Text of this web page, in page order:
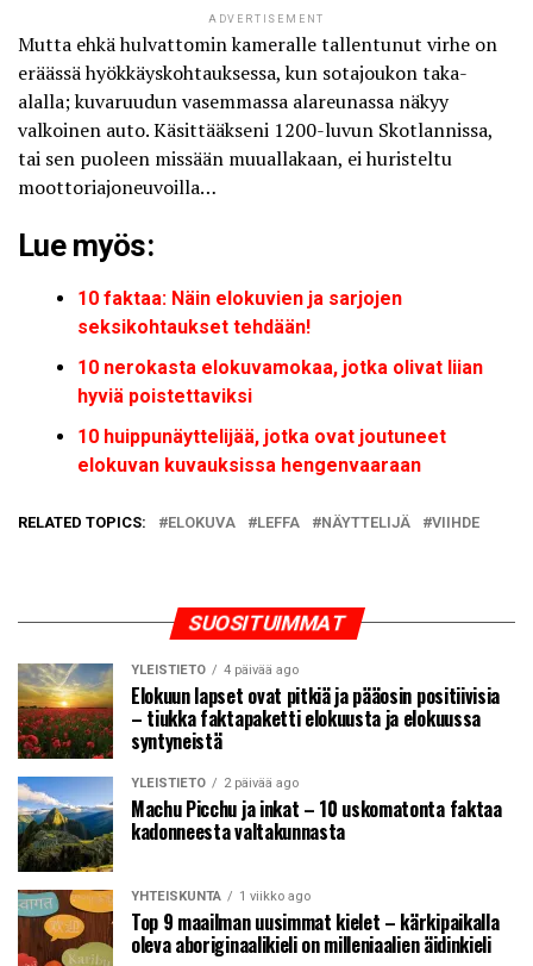
ADVERTISEMENT
Mutta ehkä hulvattomin kameralle tallentunut virhe on
eräässä hyökkäyskohtauksessa, kun sotajoukon taka-
alalla; kuvaruudun vasemmassa alareunassa näkyy
valkoinen auto. Käsittääkseni 1200-luvun Skotlannissa,
tai sen puoleen missään muuallakaan, ei huristeltu
moottoriajoneuvoilla…
Lue myös:
10 faktaa: Näin elokuvien ja sarjojen
seksikohtaukset tehdään!
10 nerokasta elokuvamokaa, jotka olivat liian
hyviä poistettaviksi
10 huippunäyttelijää, jotka ovat joutuneet
elokuvan kuvauksissa hengenvaaraan
RELATED TOPICS: ELOKUVA LEFFA NÄYTTELIJÄ VIIHDE
SUOSITUIMMAT
YLEISTIETO 4 päivää ago
Elokuun lapset ovat pitkiä ja pääosin positiivisia
– tiukka faktapaketti elokuusta ja elokuussa
syntyneistä
YLEISTIETO 2 päivää ago
Machu Picchu ja inkat – 10 uskomatonta faktaa
kadonneesta valtakunnasta
YHTEISKUNTA 1 viikko ago
Top 9 maailman uusimmat kielet – kärkipaikalla
oleva aboriginaalikieli on milleniaalien äidinkieli